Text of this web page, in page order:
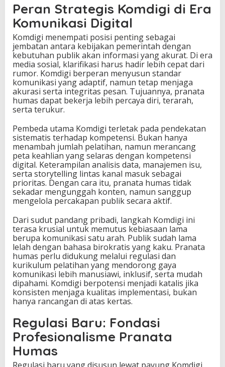
Peran Strategis Komdigi di Era
Komunikasi Digital
Komdigi menempati posisi penting sebagai
jembatan antara kebijakan pemerintah dengan
kebutuhan publik akan informasi yang akurat. Di era
media sosial, klarifikasi harus hadir lebih cepat dari
rumor. Komdigi berperan menyusun standar
komunikasi yang adaptif, namun tetap menjaga
akurasi serta integritas pesan. Tujuannya, pranata
humas dapat bekerja lebih percaya diri, terarah,
serta terukur.
Pembeda utama Komdigi terletak pada pendekatan
sistematis terhadap kompetensi. Bukan hanya
menambah jumlah pelatihan, namun merancang
peta keahlian yang selaras dengan kompetensi
digital. Keterampilan analisis data, manajemen isu,
serta storytelling lintas kanal masuk sebagai
prioritas. Dengan cara itu, pranata humas tidak
sekadar mengunggah konten, namun sanggup
mengelola percakapan publik secara aktif.
Dari sudut pandang pribadi, langkah Komdigi ini
terasa krusial untuk memutus kebiasaan lama
berupa komunikasi satu arah. Publik sudah lama
lelah dengan bahasa birokratis yang kaku. Pranata
humas perlu didukung melalui regulasi dan
kurikulum pelatihan yang mendorong gaya
komunikasi lebih manusiawi, inklusif, serta mudah
dipahami. Komdigi berpotensi menjadi katalis jika
konsisten menjaga kualitas implementasi, bukan
hanya rancangan di atas kertas.
Regulasi Baru: Fondasi
Profesionalisme Pranata
Humas